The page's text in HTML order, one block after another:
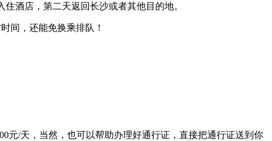
酒店，第二天返回长沙或者其他目的地。
间，还能免换乘排队！
元/天，当然，也可以帮助办理好通行证，直接把通行证送到你